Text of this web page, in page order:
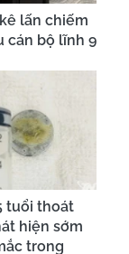
lấn chiếm
cán bộ lĩnh 9
tuổi thoát
hiện sớm
trong